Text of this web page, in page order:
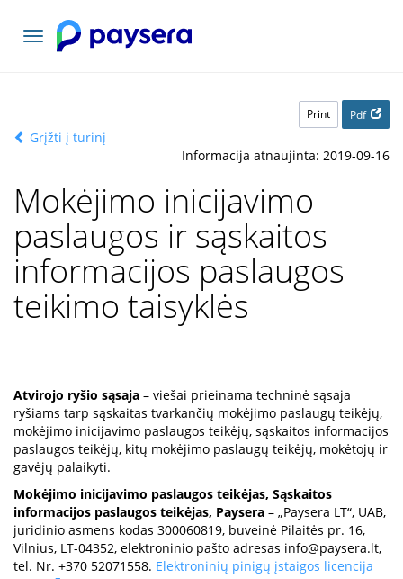
Toggle
navigation
Print Pdf
Grįžti į turinį
Informacija atnaujinta: 2019-09-16
Mokėjimo inicijavimo
paslaugos ir sąskaitos
informacijos paslaugos
teikimo taisyklės
Atvirojo ryšio sąsaja – viešai prieinama techninė sąsaja
ryšiams tarp sąskaitas tvarkančių mokėjimo paslaugų teikėjų,
mokėjimo inicijavimo paslaugos teikėjų, sąskaitos informacijos
paslaugos teikėjų, kitų mokėjimo paslaugų teikėjų, mokėtojų ir
gavėjų palaikyti.
Mokėjimo inicijavimo paslaugos teikėjas, Sąskaitos
informacijos paslaugos teikėjas, Paysera – „Paysera LT“, UAB,
juridinio asmens kodas 300060819, buveinė Pilaitės pr. 16,
Vilnius, LT-04352, elektroninio pašto adresas info@paysera.lt,
tel. Nr. +370 52071558. Elektroninių pinigų įstaigos licencija